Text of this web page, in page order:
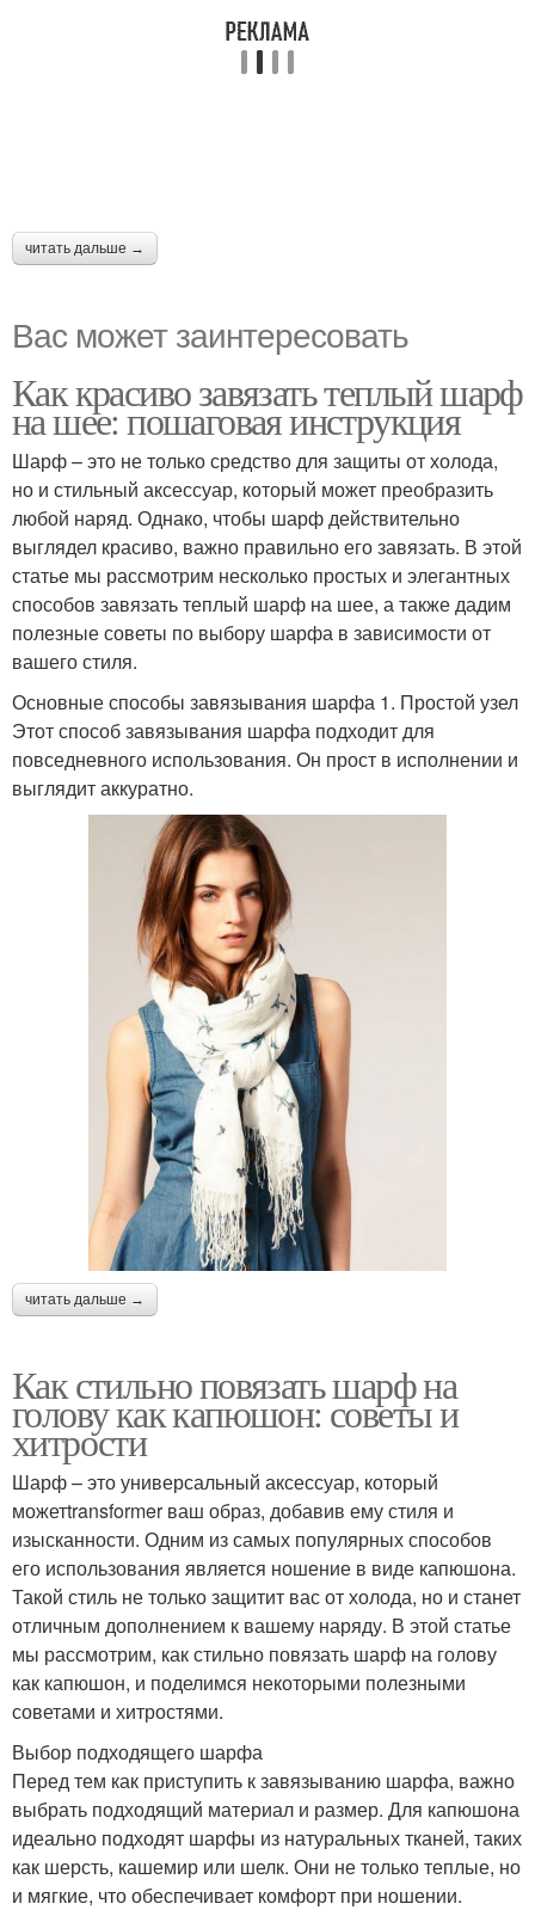
читать дальше →
Вас может заинтересовать
Как красиво завязать теплый шарф
на шее: пошаговая инструкция
Шарф – это не только средство для защиты от холода,
но и стильный аксессуар, который может преобразить
любой наряд. Однако, чтобы шарф действительно
выглядел красиво, важно правильно его завязать. В этой
статье мы рассмотрим несколько простых и элегантных
способов завязать теплый шарф на шее, а также дадим
полезные советы по выбору шарфа в зависимости от
вашего стиля.
Основные способы завязывания шарфа 1. Простой узел
Этот способ завязывания шарфа подходит для
повседневного использования. Он прост в исполнении и
выглядит аккуратно.
читать дальше →
Как стильно повязать шарф на
голову как капюшон: советы и
хитрости
Шарф – это универсальный аксессуар, который
можетtransformer ваш образ, добавив ему стиля и
изысканности. Одним из самых популярных способов
его использования является ношение в виде капюшона.
Такой стиль не только защитит вас от холода, но и станет
отличным дополнением к вашему наряду. В этой статье
мы рассмотрим, как стильно повязать шарф на голову
как капюшон, и поделимся некоторыми полезными
советами и хитростями.
Выбор подходящего шарфа
Перед тем как приступить к завязыванию шарфа, важно
выбрать подходящий материал и размер. Для капюшона
идеально подходят шарфы из натуральных тканей, таких
как шерсть, кашемир или шелк. Они не только теплые, но
и мягкие, что обеспечивает комфорт при ношении.